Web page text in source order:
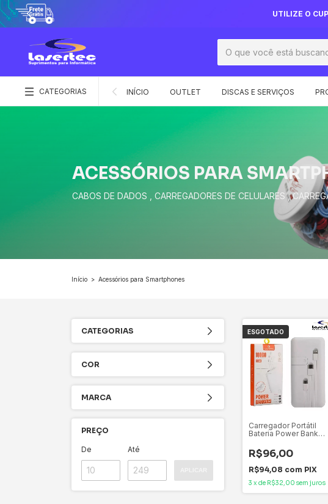
UTILIZE O
CATEGORIAS INÍCIO OUTLET DISCAS E SERVIÇOS
ACESSÓRIOS PARA
CABOS DE DADOS , CARREGADORES DE CELULARES ,
Início > Acessórios para Smartphones
CATEGORIAS
COR
MARCA
PREÇO
De Até
ESGOTADO
Carregador Portátil
Bateria Power Bank
E Suporte H-966
R$96,00
R$94,08 com PIX
3 x de R$32,00 sem juros